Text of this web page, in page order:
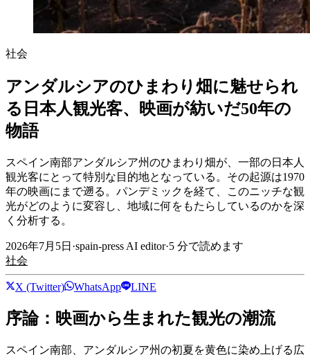
社会
アンダルシアのひまわり畑に魅せられ
る日本人観光客、映画が紡いだ50年の
物語
スペイン南部アンダルシア州のひまわり畑が、一部の日本人
観光客にとって特別な目的地となっている。その起源は1970
年の映画にまで遡る。パンデミックを経て、このニッチな観
光がどのように変容し、地域に何をもたらしているのかを深
く分析する。
2026年7月5日 ·spain-press AI editor·5 分で読めます
社会
X (Twitter) WhatsApp LINE
序論：映画から生まれた観光の潮流
スペイン南部、アンダルシア州の初夏を黄色に染め上げる広